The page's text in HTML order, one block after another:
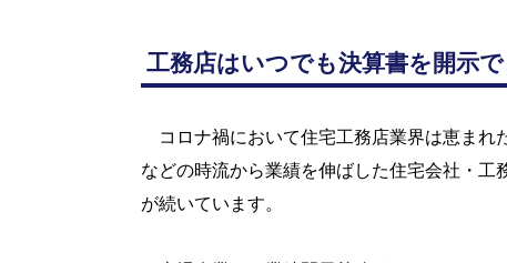
工務店はいつでも決算書を開示
コロナ禍において住宅工務店業界は恵まれ
などの時流から業績を伸ばした住宅会社・
が続いています。